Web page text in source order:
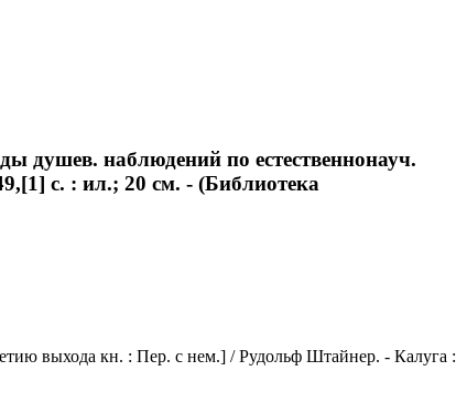
душев. наблюдений по естественнонауч.
с. : ил.; 20 см. - (Библиотека
выхода кн. : Пер. с нем.] / Рудольф Штайнер. - Калуга :